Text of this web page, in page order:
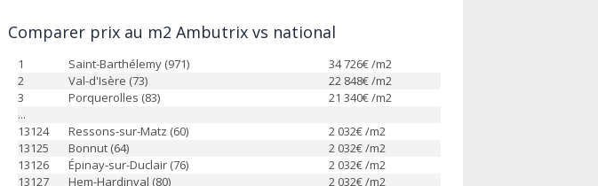
Comparer prix au m2 Ambutrix vs national
1 Saint-Barthélemy (971) 34 726€ /m2
2
Val-d'Isère (73) 22 848€ /m2
3
Porquerolles (83) 21 340€ /m2
...
13124
Ressons-sur-Matz (60) 2 032€ /m2
13125
Bonnut (64) 2 032€ /m2
13126
Épinay-sur-Duclair (76) 2 032€ /m2
13127
Hem-Hardinval (80) 2 032€ /m2